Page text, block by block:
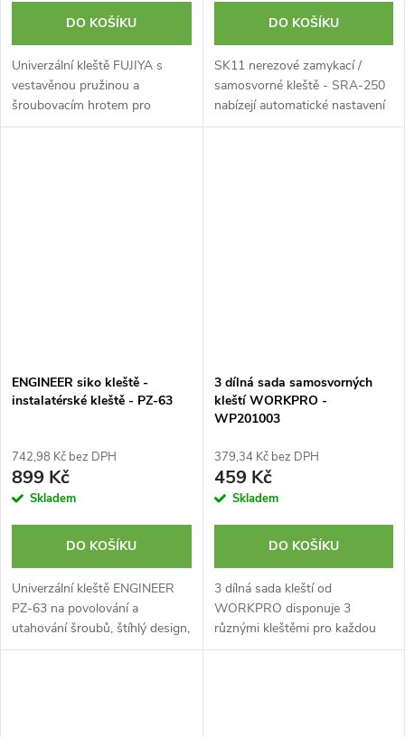
DO KOŠÍKU
Univerzální kleště FUJIYA s
vestavěnou pružinou a
šroubovacím hrotem pro
šrouby a matice v ikonické
DO KOŠÍKU
SK11 nerezové zamykací /
samosvorné kleště - SRA-250
nabízejí automatické nastavení
čelistí a zakřivený design pro
ENGINEER siko kleště -
instalatérské kleště - PZ-63
742,98 Kč bez DPH
899 Kč
Skladem
DO KOŠÍKU
Univerzální kleště ENGINEER
PZ-63 na povolování a
utahování šroubů, štíhlý design,
vhodné pro hlavy šroubů o
3 dílná sada samosvorných
kleští WORKPRO -
WP201003
379,34 Kč bez DPH
459 Kč
Skladem
DO KOŠÍKU
3 dílná sada kleští od
WORKPRO disponuje 3
různými kleštěmi pro každou
situaci, ať už povolování